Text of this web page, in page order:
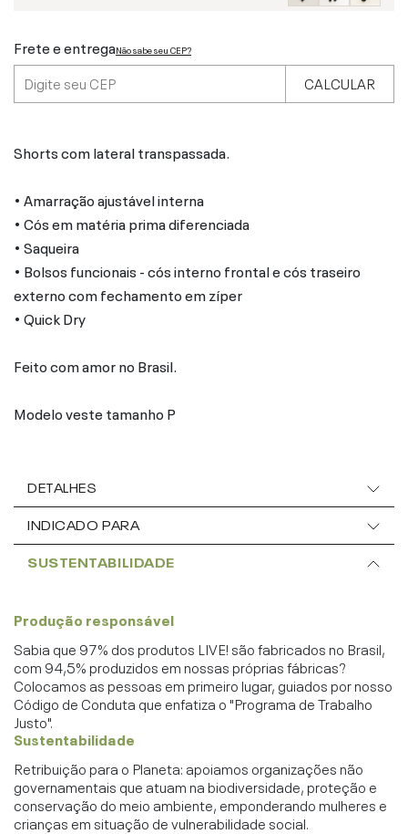
Frete e entregaNão sabe seu CEP?
CALCULAR
Shorts com lateral transpassada.
• Amarração ajustável interna
• Cós em matéria prima diferenciada
• Saqueira
• Bolsos funcionais - cós interno frontal e cós traseiro
externo com fechamento em zíper
• Quick Dry
Feito com amor no Brasil.
Modelo veste tamanho P
DETALHES
INDICADO PARA
SUSTENTABILIDADE
Produção responsável
Sabia que 97% dos produtos LIVE! são fabricados no Brasil,
com 94,5% produzidos em nossas próprias fábricas?
Colocamos as pessoas em primeiro lugar, guiados por nosso
Código de Conduta que enfatiza o "Programa de Trabalho
Justo".
Sustentabilidade
Retribuição para o Planeta: apoiamos organizações não
governamentais que atuam na biodiversidade, proteção e
conservação do meio ambiente, emponderando mulheres e
crianças em situação de vulnerabilidade social.